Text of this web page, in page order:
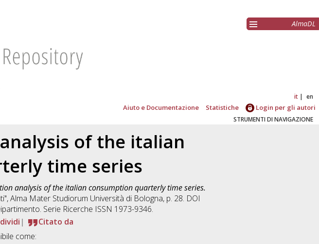
AlmaDL
it en
Aiuto e Documentazione Statistiche Login per gli autori
STRUMENTI DI NAVIGAZIONE
of the italian
time series
analysis of the italian consumption quarterly time series.
Alma Mater Studiorum Università di Bologna, p. 28. DOI
Serie Ricerche ISSN 1973-9346.
Citato da
come: